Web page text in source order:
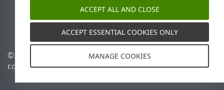
Forum ESET
ESET Status Portal
Assistance régionale
© 1992 - 2026 ESET, spol. s
r.o. - Tous droits réservés.
Gérer les témoins
Politique relative aux
ACCEPT ALL AND CLOSE
ACCEPT ESSENTIAL COOKIES ONLY
MANAGE COOKIES